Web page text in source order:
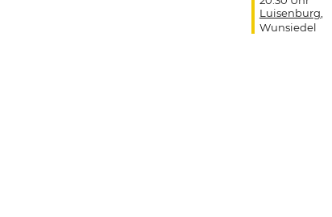
Luisenburg
Wunsiedel